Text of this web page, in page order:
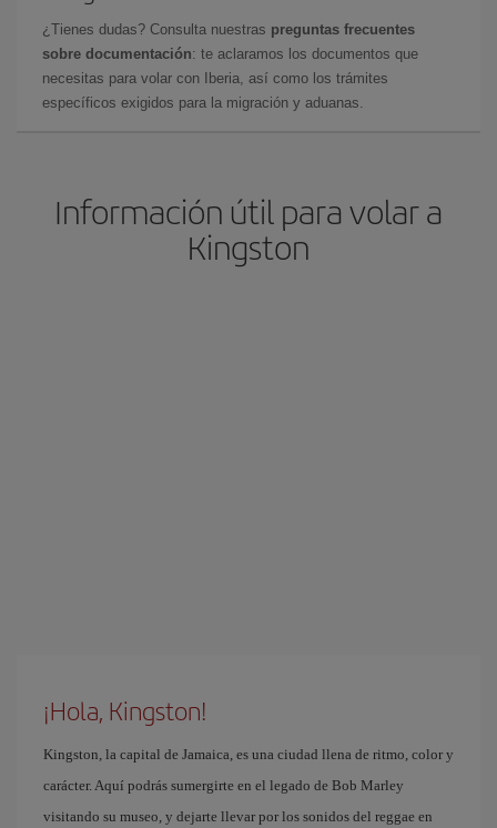
¿Tienes dudas? Consulta nuestras preguntas frecuentes
sobre documentación: te aclaramos los documentos que
necesitas para volar con Iberia, así como los trámites
específicos exigidos para la migración y aduanas.
Información útil para volar a
Kingston
¡Hola, Kingston!
Kingston, la capital de Jamaica, es una ciudad llena de ritmo, color y
carácter. Aquí podrás sumergirte en el legado de Bob Marley
visitando su museo, y dejarte llevar por los sonidos del reggae en